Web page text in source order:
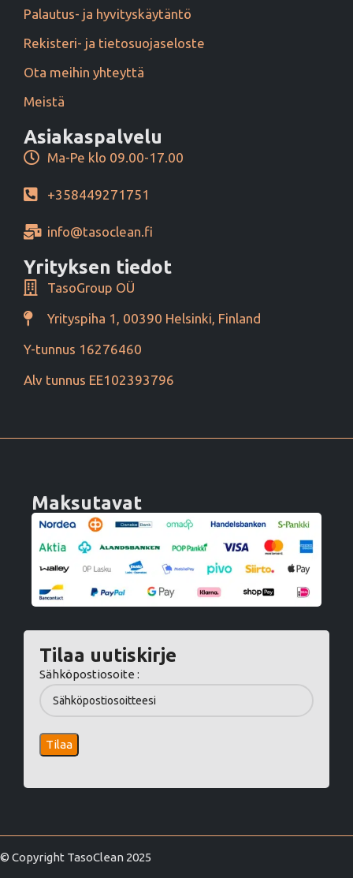
Palautus- ja hyvityskäytäntö
Rekisteri- ja tietosuojaseloste
Ota meihin yhteyttä
Meistä
Asiakaspalvelu
Ma-Pe klo 09.00-17.00
+358449271751
info@tasoclean.fi
Yrityksen tiedot
TasoGroup OÜ
Yrityspiha 1, 00390 Helsinki, Finland
Y-tunnus 16276460
Alv tunnus EE102393796
Maksutavat
Tilaa uutiskirje
Sähköpostiosoite :
© Copyright TasoClean 2025